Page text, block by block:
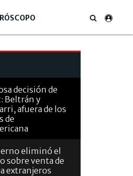
decisión de
Beltrán y
afuera de los
de
eliminó el
sobre venta de
extranjeros